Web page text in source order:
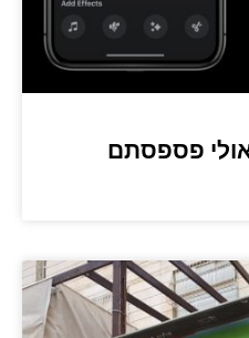
פספסתם